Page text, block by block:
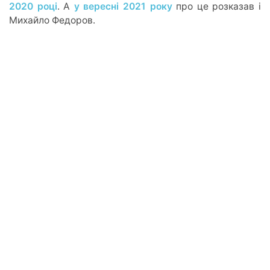
2020 році. А у вересні 2021 рокупро це розказав і
Михайло Федоров.